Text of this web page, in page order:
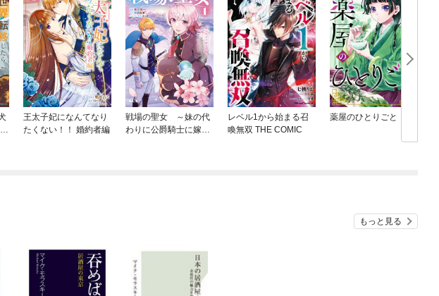
王太子妃になんてなり
たくない！！ 婚約者編
戦場の聖女 ～妹の代
わりに公爵騎士に嫁ぐ
レベル1から始まる召
喚無双 THE COMIC
薬屋のひとりごと
もっと見る